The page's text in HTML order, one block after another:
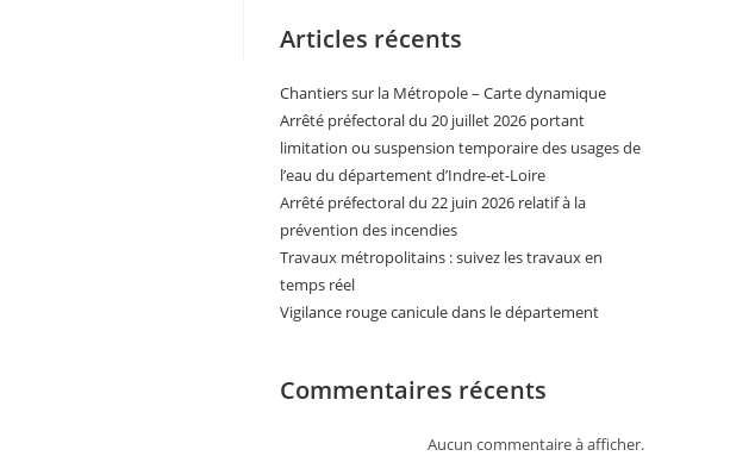
Articles récents
Chantiers sur la Métropole – Carte dynamique
Arrêté préfectoral du 20 juillet 2026 portant
limitation ou suspension temporaire des usages de
l’eau du département d’Indre-et-Loire
Arrêté préfectoral du 22 juin 2026 relatif à la
prévention des incendies
Travaux métropolitains : suivez les travaux en
temps réel
Vigilance rouge canicule dans le département
Commentaires récents
Aucun commentaire à afficher.